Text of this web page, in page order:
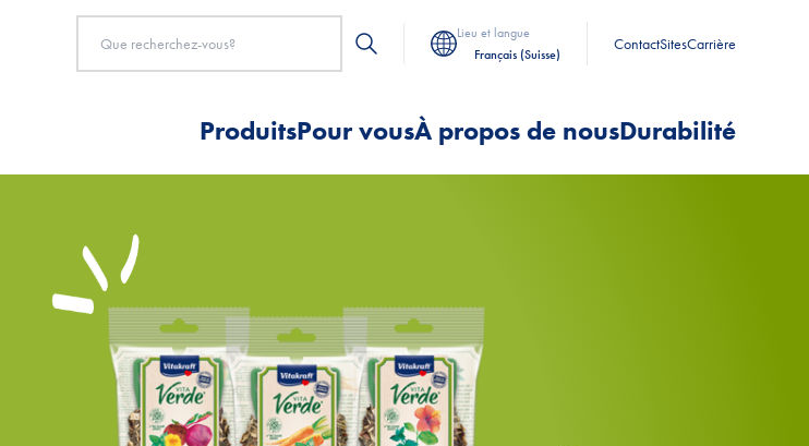
Lieu et langue
Français (Suisse)
ContactSitesCarrière
ProduitsPour vousÀ propos de nousDurabilité